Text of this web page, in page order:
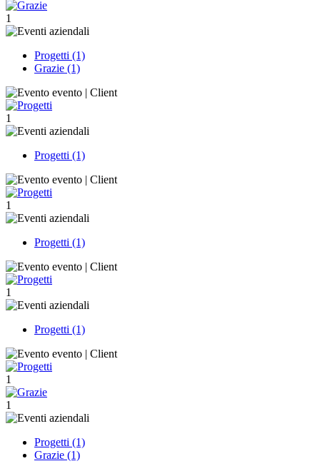
1
Progetti (1)
Grazie (1)
1
Progetti (1)
1
Progetti (1)
1
Progetti (1)
1
1
Progetti (1)
Grazie (1)